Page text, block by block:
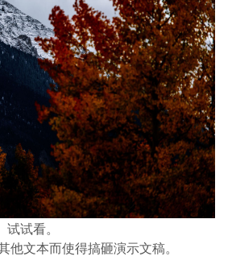
试看。
文本而使得搞砸演示文稿。